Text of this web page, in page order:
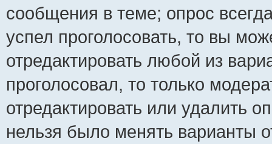
сообщения в теме; опрос
успел проголосовать, то вы
отредактировать любой из
проголосовал, то только
отредактировать или удалить
нельзя было менять варианты